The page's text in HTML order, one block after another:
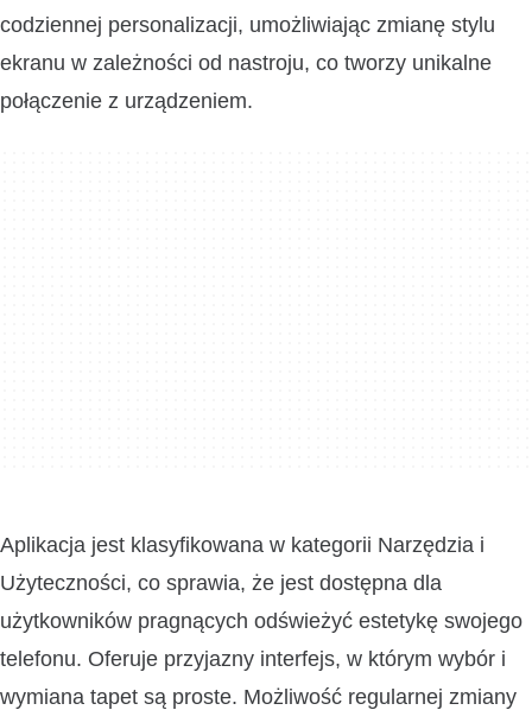
codziennej personalizacji, umożliwiając zmianę stylu
ekranu w zależności od nastroju, co tworzy unikalne
połączenie z urządzeniem.
Aplikacja jest klasyfikowana w kategorii Narzędzia i
Użyteczności, co sprawia, że jest dostępna dla
użytkowników pragnących odświeżyć estetykę swojego
telefonu. Oferuje przyjazny interfejs, w którym wybór i
wymiana tapet są proste. Możliwość regularnej zmiany